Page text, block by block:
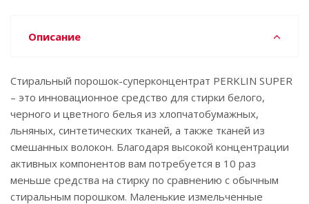
Описание
Стиральный порошок-суперконцентрат PERKLIN SUPER
– это инновационное средство для стирки белого,
черного и цветного белья из хлопчатобумажных,
льняных, синтетических тканей, а также тканей из
смешанных волокон. Благодаря высокой концентрации
активных компонентов вам потребуется в 10 раз
меньше средства на стирку по сравнению с обычным
стиральным порошком. Маленькие измельченные